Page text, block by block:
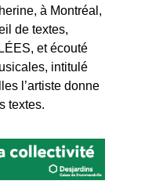
à Montréal,
de textes,
et écouté
intitulé
l’artiste donne
textes.